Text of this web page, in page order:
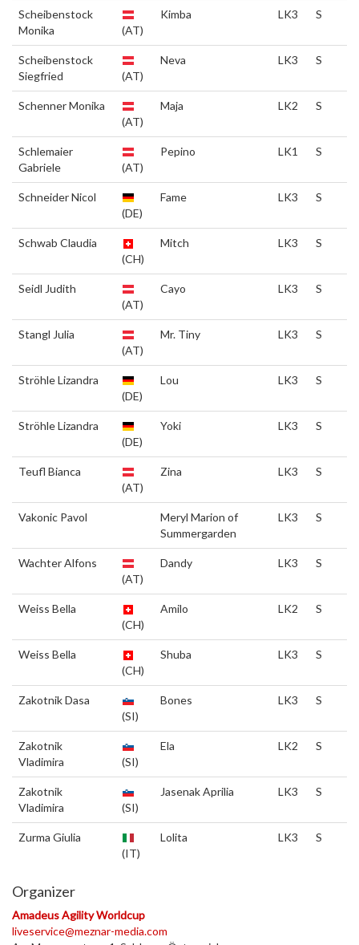
Scheibenstock
Monika
(AT)
Kimba LK3 S
Scheibenstock
Siegfried
(AT)
Neva LK3 S
Schenner Monika
(AT)
Maja LK2 S
Schlemaier
Gabriele
(AT)
Pepino LK1 S
Schneider Nicol
(DE)
Fame LK3 S
Schwab Claudia
(CH)
Mitch LK3 S
Seidl Judith
(AT)
Cayo LK3 S
Stangl Julia
(AT)
Mr. Tiny LK3 S
Ströhle Lizandra
(DE)
Lou LK3 S
Ströhle Lizandra
(DE)
Yoki LK3 S
Teufl Bianca
(AT)
Zina LK3 S
Vakonic Pavol
Meryl Marion of
Summergarden
LK3 S
Wachter Alfons
(AT)
Dandy LK3 S
Weiss Bella
(CH)
Amilo LK2 S
Weiss Bella
(CH)
Shuba LK3 S
Zakotnik Dasa
(SI)
Bones LK3 S
Zakotnik
Vladimira
(SI)
Ela LK2 S
Zakotnik
Vladimira
(SI)
Jasenak Aprilia LK3 S
Zurma Giulia
(IT)
Lolita LK3 S
Organizer
Amadeus Agility Worldcup
liveservice@meznar-media.com